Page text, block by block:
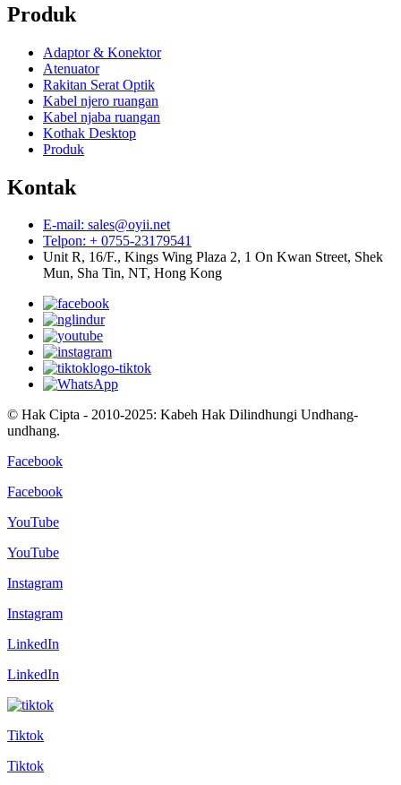
Produk
Adaptor & Konektor
Atenuator
Rakitan Serat Optik
Kabel njero ruangan
Kabel njaba ruangan
Kothak Desktop
Produk
Kontak
E-mail: sales@oyii.net
Telpon: + 0755-23179541
Unit R, 16/F., Kings Wing Plaza 2, 1 On Kwan Street, Shek
Mun, Sha Tin, NT, Hong Kong
© Hak Cipta - 2010-2025: Kabeh Hak Dilindhungi Undhang-
undhang.
Facebook
Facebook
YouTube
YouTube
Instagram
Instagram
LinkedIn
LinkedIn
Tiktok
Tiktok